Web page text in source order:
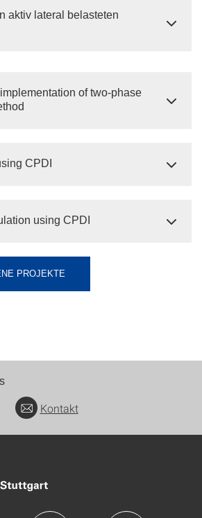
aktiv lateral belasteten
of two-phase
CPDI
using CPDI
PROJEKTE
Kontakt